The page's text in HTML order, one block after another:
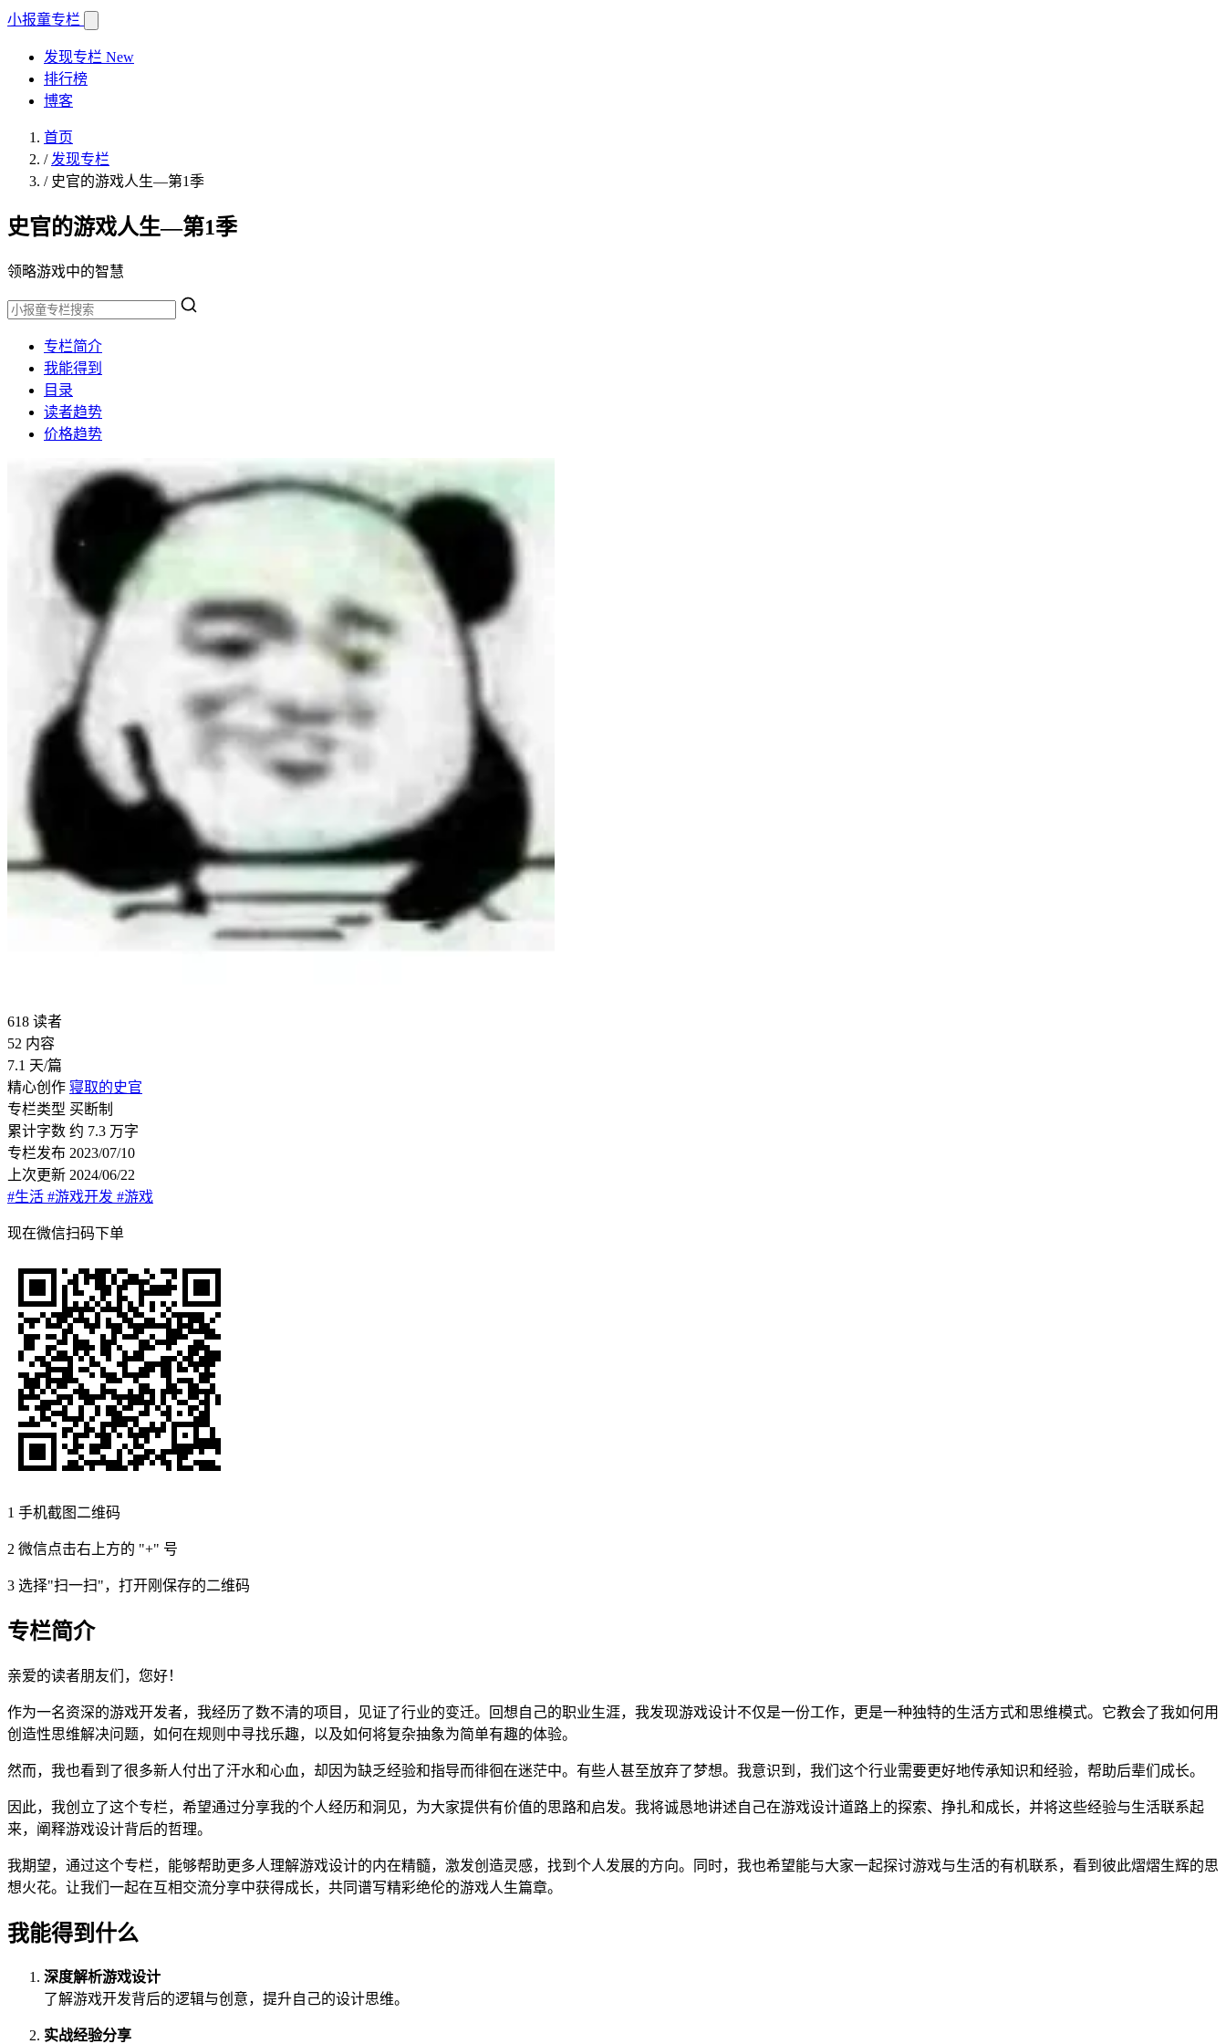
小报童专栏
发现专栏 New
排行榜
博客
首页
/ 发现专栏
/ 史官的游戏人生—第1季
史官的游戏人生—第1季
领略游戏中的智慧
专栏简介
我能得到
目录
读者趋势
价格趋势
618 读者
52 内容
7.1 天/篇
精心创作 寝取的史官
专栏类型 买断制
累计字数 约 7.3 万字
专栏发布 2023/07/10
上次更新 2024/06/22
#生活 #游戏开发 #游戏
现在微信扫码下单
1 手机截图二维码
2 微信点击右上方的 "+" 号
3 选择"扫一扫"，打开刚保存的二维码
专栏简介
亲爱的读者朋友们，您好！
作为一名资深的游戏开发者，我经历了数不清的项目，见证了行业的变迁。回想自己的职业生涯，我发现游戏设计不仅是一份工作，更是一种独特的生活方式和思维模式。它教会了我如何用
创造性思维解决问题，如何在规则中寻找乐趣，以及如何将复杂抽象为简单有趣的体验。
然而，我也看到了很多新人付出了汗水和心血，却因为缺乏经验和指导而徘徊在迷茫中。有些人甚至放弃了梦想。我意识到，我们这个行业需要更好地传承知识和经验，帮助后辈们成长。
因此，我创立了这个专栏，希望通过分享我的个人经历和洞见，为大家提供有价值的思路和启发。我将诚恳地讲述自己在游戏设计道路上的探索、挣扎和成长，并将这些经验与生活联系起
来，阐释游戏设计背后的哲理。
我期望，通过这个专栏，能够帮助更多人理解游戏设计的内在精髓，激发创造灵感，找到个人发展的方向。同时，我也希望能与大家一起探讨游戏与生活的有机联系，看到彼此熠熠生辉的思
想火花。让我们一起在互相交流分享中获得成长，共同谱写精彩绝伦的游戏人生篇章。
我能得到什么
深度解析游戏设计
了解游戏开发背后的逻辑与创意，提升自己的设计思维。
实战经验分享